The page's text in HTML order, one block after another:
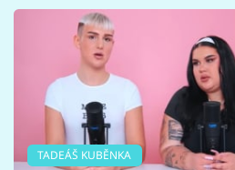
TADEÁŠ KUBĚNKA